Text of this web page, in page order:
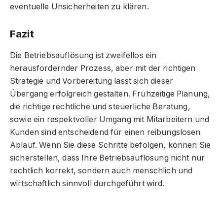
eventuelle Unsicherheiten zu klären.
Fazit
Die Betriebsauflösung ist zweifellos ein
herausfordernder Prozess, aber mit der richtigen
Strategie und Vorbereitung lässt sich dieser
Übergang erfolgreich gestalten. Frühzeitige Planung,
die richtige rechtliche und steuerliche Beratung,
sowie ein respektvoller Umgang mit Mitarbeitern und
Kunden sind entscheidend für einen reibungslosen
Ablauf. Wenn Sie diese Schritte befolgen, können Sie
sicherstellen, dass Ihre Betriebsauflösung nicht nur
rechtlich korrekt, sondern auch menschlich und
wirtschaftlich sinnvoll durchgeführt wird.